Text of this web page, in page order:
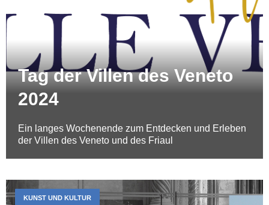
Tag der Villen des Veneto
2024
Ein langes Wochenende zum Entdecken und Erleben
der Villen des Veneto und des Friaul
KUNST UND KULTUR